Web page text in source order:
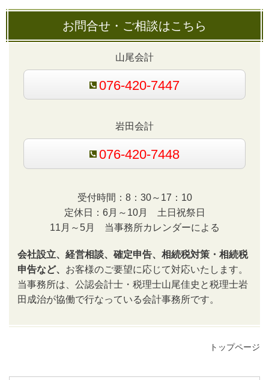
お問合せ・ご相談はこちら
山尾会計
076-420-7447
岩田会計
076-420-7448
受付時間：8：30～17：10
定休日：6月～10月 土日祝祭日
11月～5月 当事務所カレンダーによる
会社設立、経営相談、確定申告、相続税対策・相続税
申告など、 お客様のご要望に応じて対応いたします。
当事務所は、公認会計士・税理士山尾佳史と税理士岩
田成治が協働で行なっている会計事務所です。
トップページ